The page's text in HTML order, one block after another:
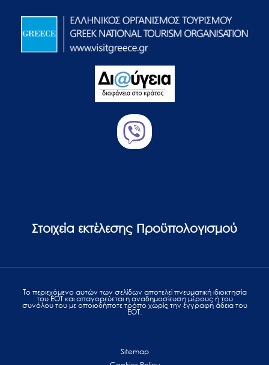
Στοιχεία εκτέλεσης Προϋπολογισμού
Το περιεχόμενο αυτών των σελίδων αποτελεί πvευματική ιδιοκτησία
του ΕΟΤ και απαγορεύεται η αναδημοσίευση μέρους ή του
συνόλου του με οποιοδήποτε τρόπο χωρίς την έγγραφη άδεια του
ΕΟΤ.
Sitemap